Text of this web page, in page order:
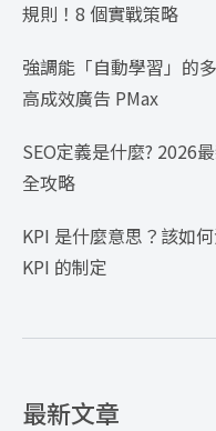
規則！8 個實戰策略
強調能「自動學習」的
高成效廣告 PMax
SEO定義是什麼? 2026
全攻略
KPI 是什麼意思？該如
KPI 的制定
最新文章